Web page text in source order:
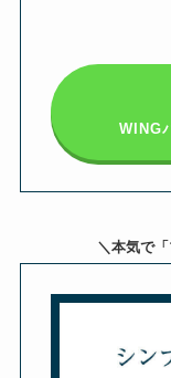
WING
＼本気で